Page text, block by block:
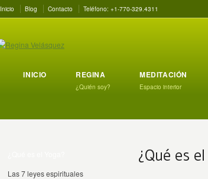
Inicio Blog Contacto Teléfono: +1-770-329.4311
INICIO REGINA
¿Quién soy?
MEDITACIÓN
Espacio interior
Las 7 leyes espirituales
¿Qué es